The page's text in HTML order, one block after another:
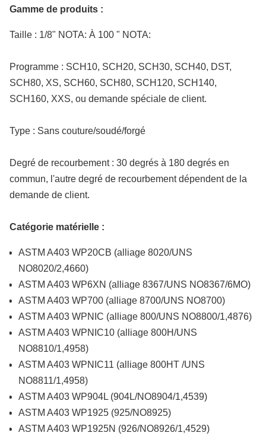
Gamme de produits :
Taille : 1/8" NOTA: À 100 " NOTA:
Programme : SCH10, SCH20, SCH30, SCH40, DST,
SCH80, XS, SCH60, SCH80, SCH120, SCH140,
SCH160, XXS, ou demande spéciale de client.
Type : Sans couture/soudé/forgé
Degré de recourbement : 30 degrés à 180 degrés en
commun, l'autre degré de recourbement dépendent de la
demande de client.
Catégorie matérielle :
ASTM A403 WP20CB (alliage 8020/UNS
NO8020/2,4660)
ASTM A403 WP6XN (alliage 8367/UNS NO8367/6MO)
ASTM A403 WP700 (alliage 8700/UNS NO8700)
ASTM A403 WPNIC (alliage 800/UNS NO8800/1,4876)
ASTM A403 WPNIC10 (alliage 800H/UNS
NO8810/1,4958)
ASTM A403 WPNIC11 (alliage 800HT /UNS
NO8811/1,4958)
ASTM A403 WP904L (904L/NO8904/1,4539)
ASTM A403 WP1925 (925/NO8925)
ASTM A403 WP1925N (926/NO8926/1,4529)